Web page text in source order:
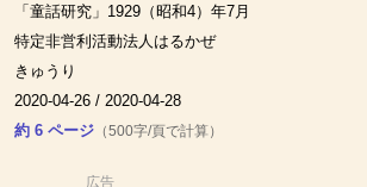
「童話研究」1929（昭和4）年7月
特定非営利活動法人はるかぜ
きゅうり
2020-04-26 / 2020-04-28
約 6 ページ （500字/頁で計算）
広告